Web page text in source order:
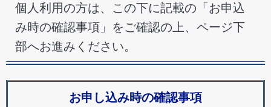
個人利用の方は、この下に記載の「お申込
み時の確認事項」をご確認の上、ページ下
部へお進みください。
お申し込み時の確認事項